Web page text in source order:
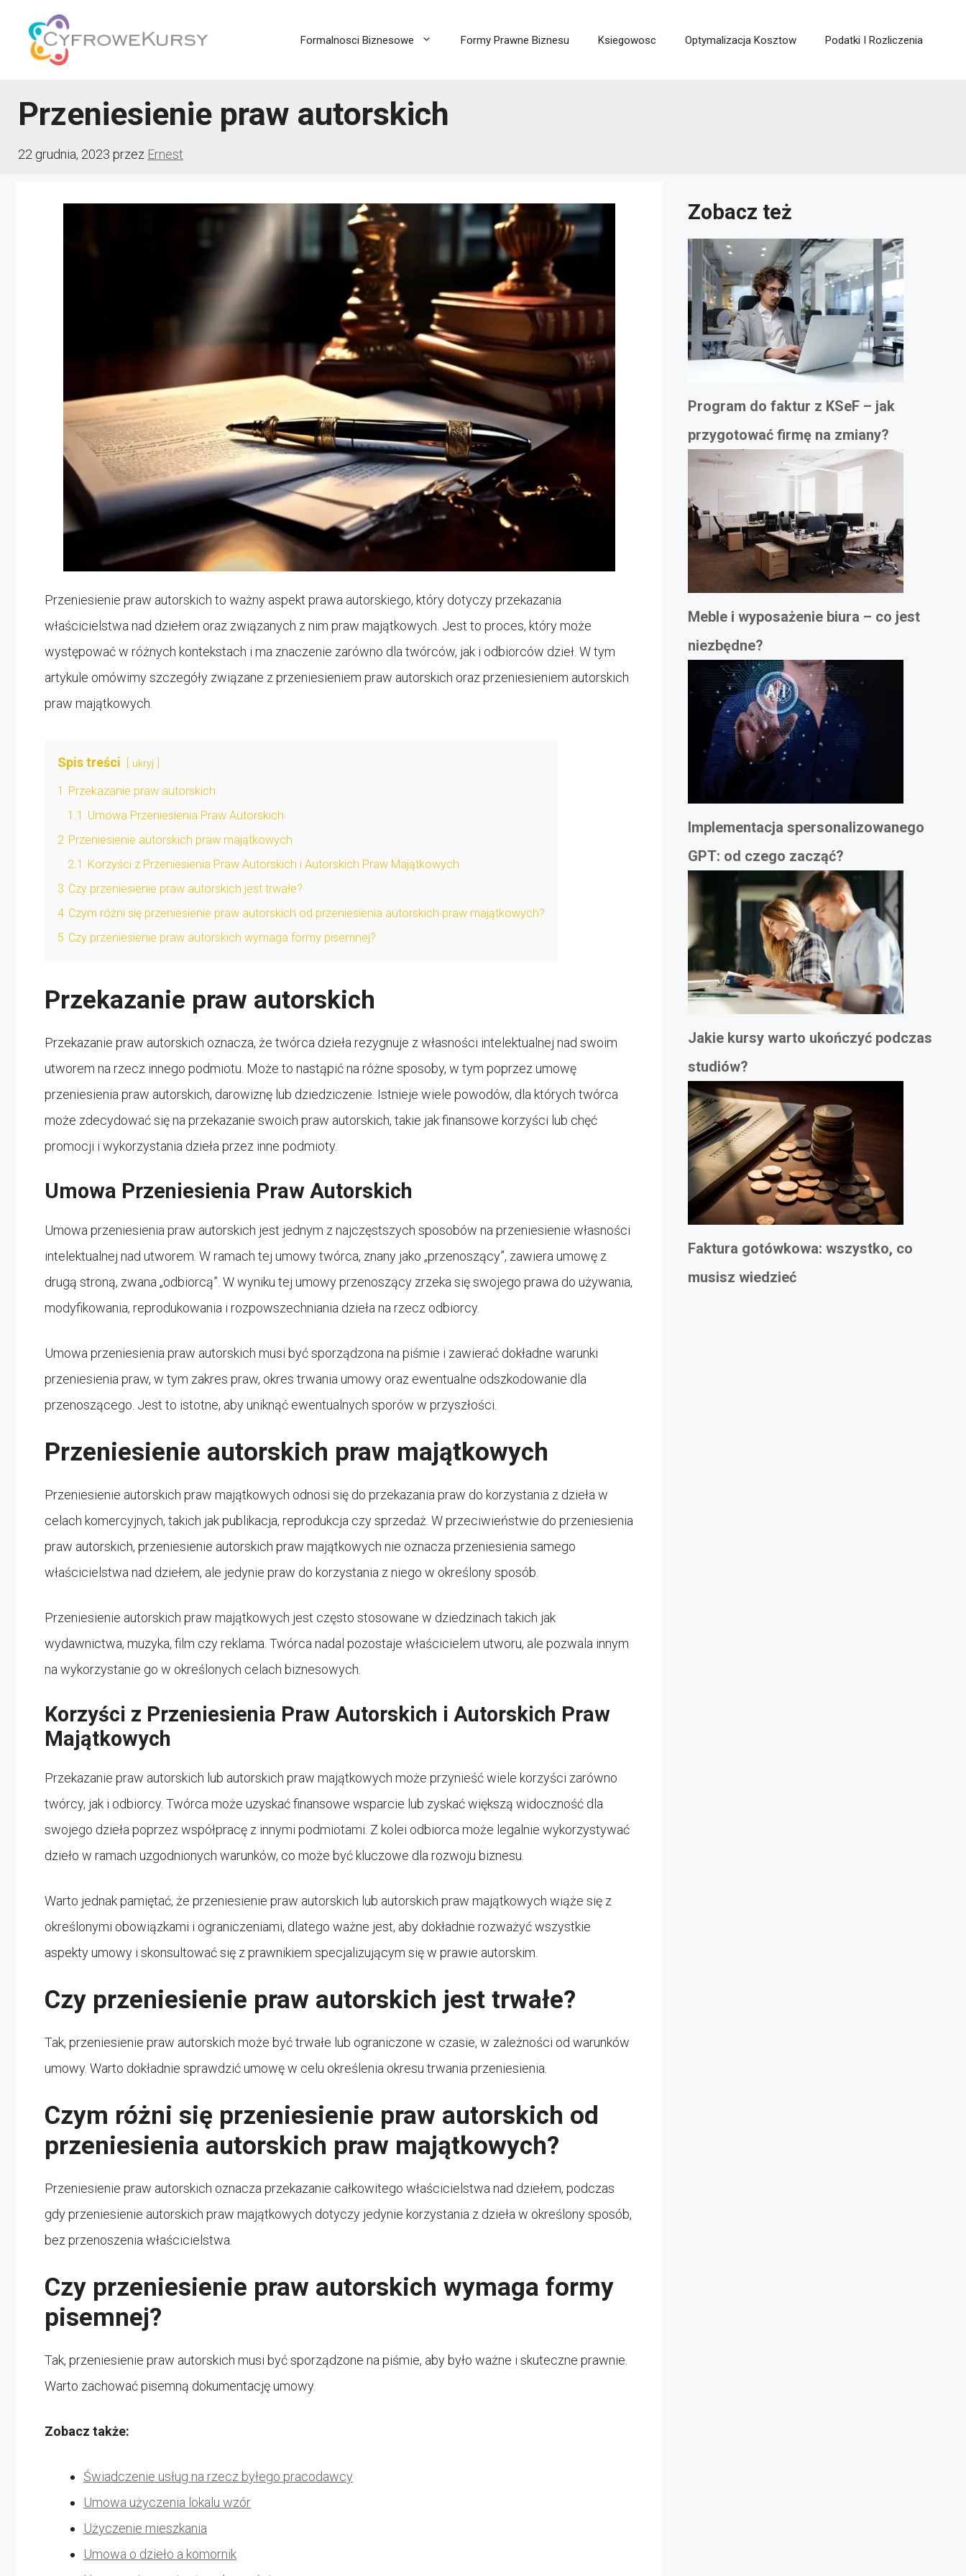
Formalnosci Biznesowe Formy Prawne Biznesu Ksiegowosc Optymalizacja Kosztow Podatki I Rozliczenia
Przeniesienie praw autorskich
22 grudnia, 2023 przez Ernest
Przeniesienie praw autorskich to ważny aspekt prawa autorskiego, który dotyczy przekazania
właścicielstwa nad dziełem oraz związanych z nim praw majątkowych. Jest to proces, który może
występować w różnych kontekstach i ma znaczenie zarówno dla twórców, jak i odbiorców dzieł. W tym
artykule omówimy szczegóły związane z przeniesieniem praw autorskich oraz przeniesieniem autorskich
praw majątkowych.
Spis treści ukryj
1 Przekazanie praw autorskich
1.1 Umowa Przeniesienia Praw Autorskich
2 Przeniesienie autorskich praw majątkowych
2.1 Korzyści z Przeniesienia Praw Autorskich i Autorskich Praw Majątkowych
3 Czy przeniesienie praw autorskich jest trwałe?
4 Czym różni się przeniesienie praw autorskich od przeniesienia autorskich praw majątkowych?
5 Czy przeniesienie praw autorskich wymaga formy pisemnej?
Przekazanie praw autorskich
Przekazanie praw autorskich oznacza, że twórca dzieła rezygnuje z własności intelektualnej nad swoim
utworem na rzecz innego podmiotu. Może to nastąpić na różne sposoby, w tym poprzez umowę
przeniesienia praw autorskich, darowiznę lub dziedziczenie. Istnieje wiele powodów, dla których twórca
może zdecydować się na przekazanie swoich praw autorskich, takie jak finansowe korzyści lub chęć
promocji i wykorzystania dzieła przez inne podmioty.
Umowa Przeniesienia Praw Autorskich
Umowa przeniesienia praw autorskich jest jednym z najczęstszych sposobów na przeniesienie własności
intelektualnej nad utworem. W ramach tej umowy twórca, znany jako „przenoszący”, zawiera umowę z
drugą stroną, zwana „odbiorcą”. W wyniku tej umowy przenoszący zrzeka się swojego prawa do używania,
modyfikowania, reprodukowania i rozpowszechniania dzieła na rzecz odbiorcy.
Umowa przeniesienia praw autorskich musi być sporządzona na piśmie i zawierać dokładne warunki
przeniesienia praw, w tym zakres praw, okres trwania umowy oraz ewentualne odszkodowanie dla
przenoszącego. Jest to istotne, aby uniknąć ewentualnych sporów w przyszłości.
Przeniesienie autorskich praw majątkowych
Przeniesienie autorskich praw majątkowych odnosi się do przekazania praw do korzystania z dzieła w
celach komercyjnych, takich jak publikacja, reprodukcja czy sprzedaż. W przeciwieństwie do przeniesienia
praw autorskich, przeniesienie autorskich praw majątkowych nie oznacza przeniesienia samego
właścicielstwa nad dziełem, ale jedynie praw do korzystania z niego w określony sposób.
Przeniesienie autorskich praw majątkowych jest często stosowane w dziedzinach takich jak
wydawnictwa, muzyka, film czy reklama. Twórca nadal pozostaje właścicielem utworu, ale pozwala innym
na wykorzystanie go w określonych celach biznesowych.
Korzyści z Przeniesienia Praw Autorskich i Autorskich Praw
Majątkowych
Przekazanie praw autorskich lub autorskich praw majątkowych może przynieść wiele korzyści zarówno
twórcy, jak i odbiorcy. Twórca może uzyskać finansowe wsparcie lub zyskać większą widoczność dla
swojego dzieła poprzez współpracę z innymi podmiotami. Z kolei odbiorca może legalnie wykorzystywać
dzieło w ramach uzgodnionych warunków, co może być kluczowe dla rozwoju biznesu.
Warto jednak pamiętać, że przeniesienie praw autorskich lub autorskich praw majątkowych wiąże się z
określonymi obowiązkami i ograniczeniami, dlatego ważne jest, aby dokładnie rozważyć wszystkie
aspekty umowy i skonsultować się z prawnikiem specjalizującym się w prawie autorskim.
Czy przeniesienie praw autorskich jest trwałe?
Tak, przeniesienie praw autorskich może być trwałe lub ograniczone w czasie, w zależności od warunków
umowy. Warto dokładnie sprawdzić umowę w celu określenia okresu trwania przeniesienia.
Czym różni się przeniesienie praw autorskich od
przeniesienia autorskich praw majątkowych?
Przeniesienie praw autorskich oznacza przekazanie całkowitego właścicielstwa nad dziełem, podczas
gdy przeniesienie autorskich praw majątkowych dotyczy jedynie korzystania z dzieła w określony sposób,
bez przenoszenia właścicielstwa.
Czy przeniesienie praw autorskich wymaga formy
pisemnej?
Tak, przeniesienie praw autorskich musi być sporządzone na piśmie, aby było ważne i skuteczne prawnie.
Warto zachować pisemną dokumentację umowy.
Zobacz także:
Świadczenie usług na rzecz byłego pracodawcy
Umowa użyczenia lokalu wzór
Użyczenie mieszkania
Umowa o dzieło a komornik
Zobacz też
Program do faktur z KSeF – jak
przygotować firmę na zmiany?
Meble i wyposażenie biura – co jest
niezbędne?
Implementacja spersonalizowanego
GPT: od czego zacząć?
Jakie kursy warto ukończyć podczas
studiów?
Faktura gotówkowa: wszystko, co
musisz wiedzieć